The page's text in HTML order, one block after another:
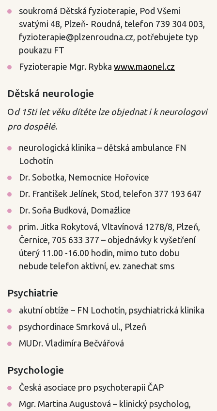
soukromá Dětská fyzioterapie, Pod Všemi
svatými 48, Plzeň- Roudná, telefon 739 304 003,
fyzioterapie@plzenroudna.cz, potřebujete typ
poukazu FT
Fyzioterapie Mgr. Rybka www.maonel.cz
Dětská neurologie
Od 15ti let věku dítěte lze objednat i k neurologovi
pro dospělé.
neurologická klinika – dětská ambulance FN
Lochotín
Dr. Sobotka, Nemocnice Hořovice
Dr. František Jelínek, Stod, telefon 377 193 647
Dr. Soňa Budková, Domažlice
prim. Jitka Rokytová, Vltavínová 1278/8, Plzeň,
Černice, 705 633 377 – objednávky k vyšetření
úterý 11.00 -16.00 hodin, mimo tuto dobu
nebude telefon aktivní, ev. zanechat sms
Psychiatrie
akutní obtíže – FN Lochotín, psychiatrická klinika
psychordinace Smrková ul., Plzeň
MUDr. Vladimíra Bečvářová
Psychologie
Česká asociace pro psychoterapii ČAP
Mgr. Martina Augustová – klinický psycholog,